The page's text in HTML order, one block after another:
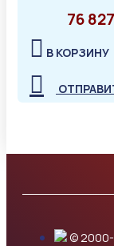
76
В КОРЗИНУ
©